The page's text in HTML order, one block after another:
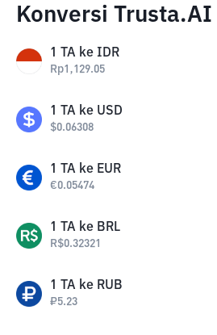
Konversi Trusta.AI
1 TA ke IDR
Rp1,129.05
1 TA ke USD
$0.06308
1 TA ke EUR
€0.05474
1 TA ke BRL
R$0.32321
1 TA ke RUB
₽5.23